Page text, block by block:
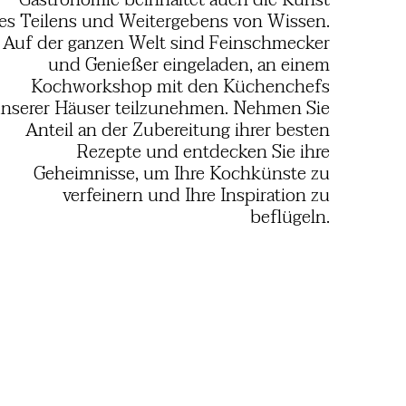
Teilens und Weitergebens von Wissen.
Auf der ganzen Welt sind Feinschmecker
und Genießer eingeladen, an einem
Kochworkshop mit den Küchenchefs
Häuser teilzunehmen. Nehmen Sie
Anteil an der Zubereitung ihrer besten
Rezepte und entdecken Sie ihre
Geheimnisse, um Ihre Kochkünste zu
verfeinern und Ihre Inspiration zu
beflügeln.